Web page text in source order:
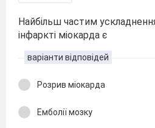
Найбільш частим
інфаркті міокарда є
варіанти відповідей
Розрив міокарда
Емболії мозку